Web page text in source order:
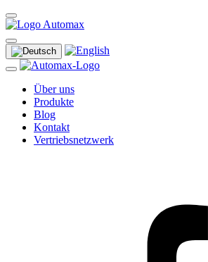
Über uns
Produkte
Blog
Kontakt
Vertriebsnetzwerk